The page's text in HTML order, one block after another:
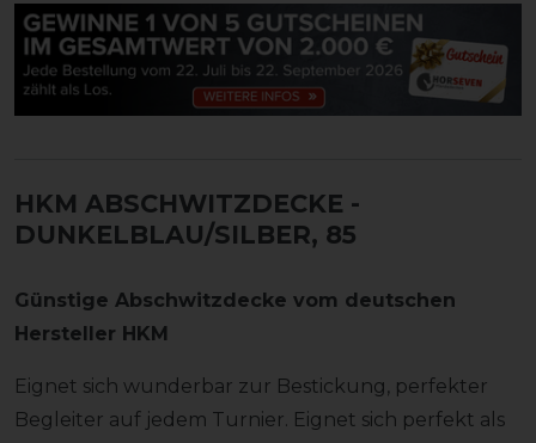
HKM ABSCHWITZDECKE -
DUNKELBLAU/SILBER, 85
Günstige Abschwitzdecke vom deutschen
Hersteller HKM
Eignet sich wunderbar zur Bestickung, perfekter
Begleiter auf jedem Turnier. Eignet sich perfekt als